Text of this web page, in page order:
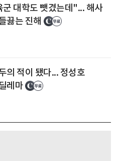
군 대학도 뺏겼는데"... 해사
끓는 진해
의 적이 됐다... 정성호
레마